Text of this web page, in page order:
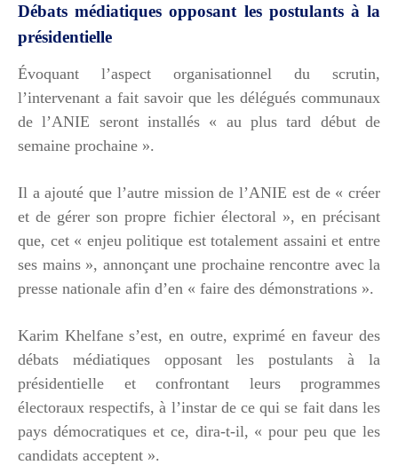
Débats médiatiques opposant les postulants à la
présidentielle
Évoquant l’aspect organisationnel du scrutin,
l’intervenant a fait savoir que les délégués communaux
de l’ANIE seront installés « au plus tard début de
semaine prochaine ».
Il a ajouté que l’autre mission de l’ANIE est de « créer
et de gérer son propre fichier électoral », en précisant
que, cet « enjeu politique est totalement assaini et entre
ses mains », annonçant une prochaine rencontre avec la
presse nationale afin d’en « faire des démonstrations ».
Karim Khelfane s’est, en outre, exprimé en faveur des
débats médiatiques opposant les postulants à la
présidentielle et confrontant leurs programmes
électoraux respectifs, à l’instar de ce qui se fait dans les
pays démocratiques et ce, dira-t-il, « pour peu que les
candidats acceptent ».